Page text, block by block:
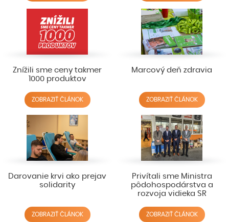
Znížili sme ceny takmer
1000 produktov
ZOBRAZIŤ ČLÁNOK
Marcový deň zdravia
ZOBRAZIŤ ČLÁNOK
Darovanie krvi ako prejav
solidarity
ZOBRAZIŤ ČLÁNOK
Privítali sme Ministra
pôdohospodárstva a
rozvoja vidieka SR
ZOBRAZIŤ ČLÁNOK